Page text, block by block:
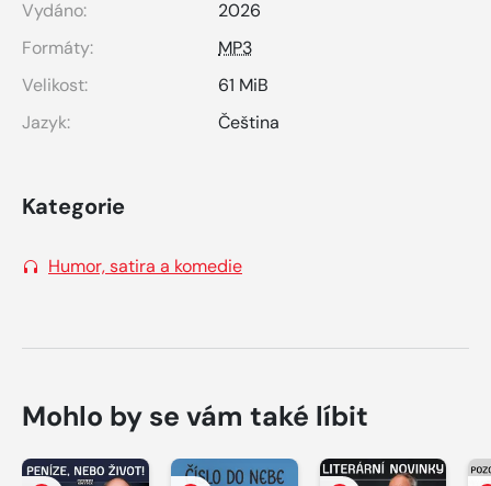
Vydáno:
2026
Formáty:
MP3
Velikost:
61 MiB
Jazyk:
Čeština
Kategorie
Humor, satira a komedie
Mohlo by se vám také líbit